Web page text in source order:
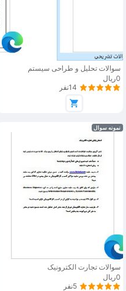
سوالات تحلیل و طراحی سیستم
0ریال
14نفر
نمونه سوال
سوالات تجارت الکترونیک
0ریال
5نفر